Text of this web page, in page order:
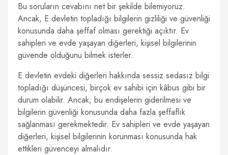
Bu soruların cevabını net bir şekilde bilemiyoruz.
Ancak, E devletin topladığı bilgilerin gizliliği ve güvenliği
konusunda daha şeffaf olması gerektiği açıktır. Ev
sahipleri ve evde yaşayan diğerleri, kişisel bilgilerinin
güvende olduğunu bilmek isterler.
E devletin evdeki diğerleri hakkında sessiz sedasız bilgi
topladığı düşüncesi, birçok ev sahibi için kâbus gibi bir
durum olabilir. Ancak, bu endişelerin giderilmesi ve
bilgilerin güvenliği konusunda daha fazla şeffaflık
sağlanması gerekmektedir. Ev sahipleri ve evde yaşayan
diğerleri, kişisel bilgilerinin korunması konusunda hak
ettikleri güvenceyi almalıdır.